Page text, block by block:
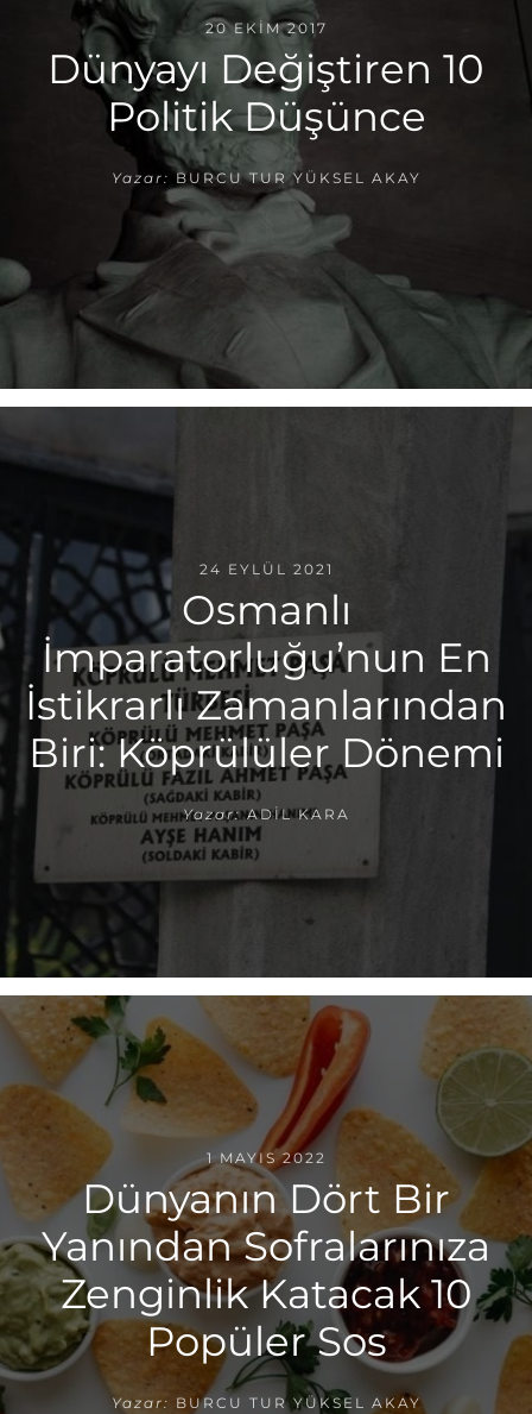
20 EKIM 2017
Dünyayı Değiştiren 10
Politik Düşünce
Yazar: BURCU TUR YÜKSEL AKAY
24 EYLÜL 2021
Osmanlı
İmparatorluğu’nun En
İstikrarlı Zamanlarından
Biri: Köprülüler Dönemi
Yazar: ADIL KARA
1 MAYIS 2022
Dünyanın Dört Bir
Yanından Sofralarınıza
Zenginlik Katacak 10
Popüler Sos
Yazar: BURCU TUR YÜKSEL AKAY